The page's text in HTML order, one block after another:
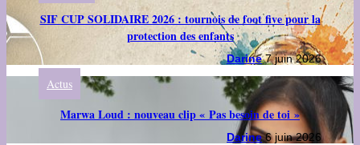
SIF CUP SOLIDAIRE 2026 : tournois de foot five pour la
protection des enfants
Darine 7 juin 2026
Actus
Marwa Loud : nouveau clip « Pas besoin de toi »
Darine 6 juin 2026